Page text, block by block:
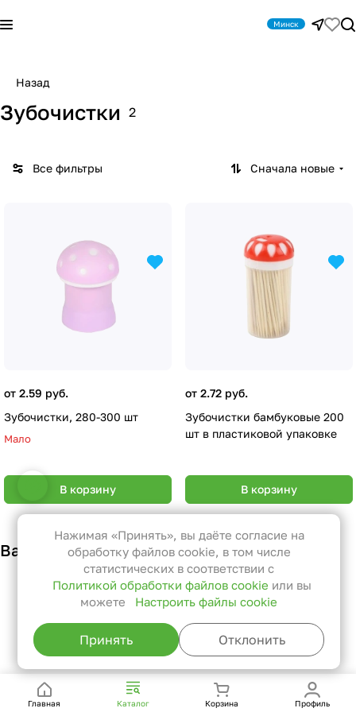
Минск
Назад
Зубочистки 2
Все фильтры Сначала новые
от 2.59 руб.
Зубочистки, 280-300 шт
Мало
В корзину
от 2.72 руб.
Зубочистки бамбуковые 200
шт в пластиковой упаковке
В корзину
Вам также может понравиться
Главная Каталог Корзина Профиль
Настройки файлов cookie
Функциональные
Эти файлы необходимы для
функционирования сайта и не
могут быть отключены в наших
системах. Вы можете настроить
браузер так, чтобы он блокировал
их или уведомлял вас об их
использовании, но в таком случае
сайта не будут работать.
Нажимая «Принять», вы даёте согласие на
обработку файлов cookie, в том числе
статистических в соответствии с
Политикой обработки файлов cookie или вы
можете
Настроить файлы cookie
Принять Отклонить